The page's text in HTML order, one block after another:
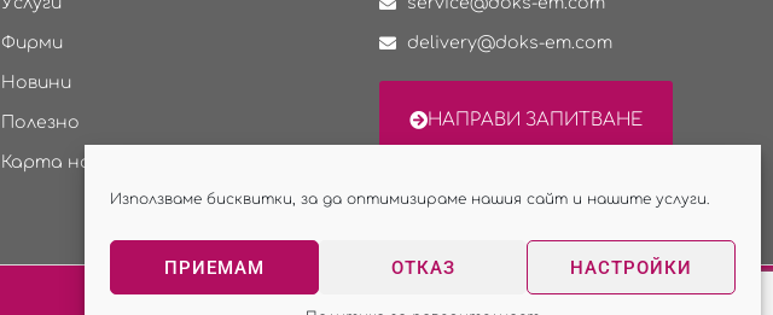
Използваме бисквитки, за да оптимизираме нашия сайт и нашите услуги.
ПРИЕМАМ ОТКАЗ НАСТРОЙКИ
Фирми
Новини
Полезно
Карта на сайта
delivery@doks-em.com
НАПРАВИ ЗАПИТВАНЕ